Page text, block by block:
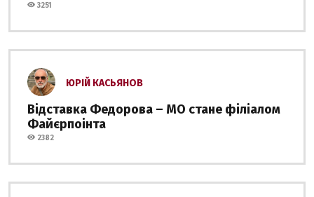
3251
ЮРІЙ КАСЬЯНОВ
Відставка Федорова – МО стане філіалом
Файєрпоінта
2382